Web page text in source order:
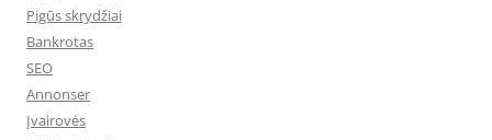
Pigūs skrydžiai
Bankrotas
SEO
Annonser
Įvairovės